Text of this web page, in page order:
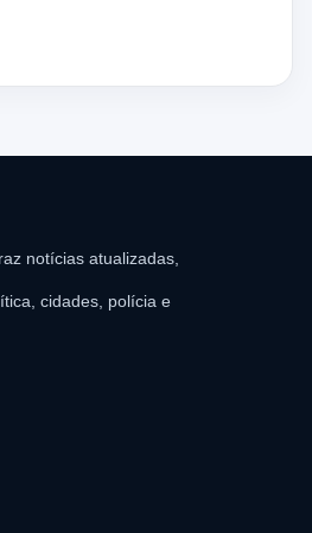
na grade do imóvel. Ao chegar ao
o homem deitado no chão,
De acordo com a vítima,
de Atendimento Móvel de
notícias atualizadas,
cidades, polícia e